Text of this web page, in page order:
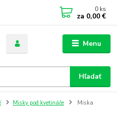
Menu
Hľadať
0 ks
za 0,00 €
Misky pod kvetináče
Miska